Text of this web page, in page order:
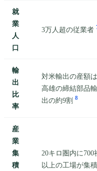
就
業
人
口
3万人超の従業者
輸
出
比
率
対米輸出の産額は
高雄の締結部品輸
出の約9割 8
産
業
集
積
20キロ圏内に700
以上の工場が集積